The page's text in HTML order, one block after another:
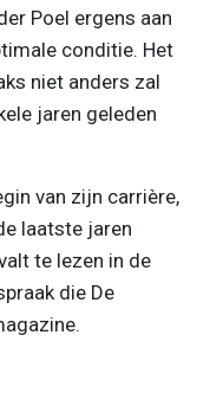
Poel ergens aan
conditie. Het
niet anders zal
jaren geleden
van zijn carrière,
laatste jaren
te lezen in de
die De